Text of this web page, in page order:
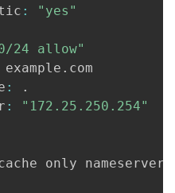
:
"yes"
24 allow"
example . com
:
.
: "172.25.250.254"
only nameserver